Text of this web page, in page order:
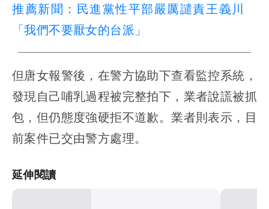
推薦新聞：民進黨性平部嚴厲譴責王義川
「我們不要厭女的台派」
但唐女報警後，在警方協助下查看監控系統，
發現自己哺乳過程被完整拍下，業者說謊被抓
包，但仍態度強硬拒不道歉。業者則表示，目
前案件已交由警方處理。
延伸閱讀